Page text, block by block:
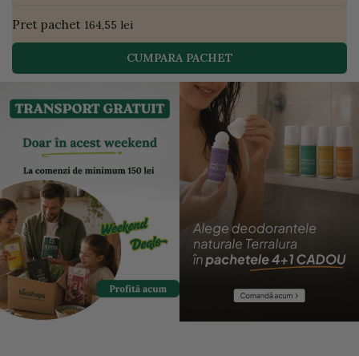
Pret pachet 164,55 lei
CUMPARA PACHET